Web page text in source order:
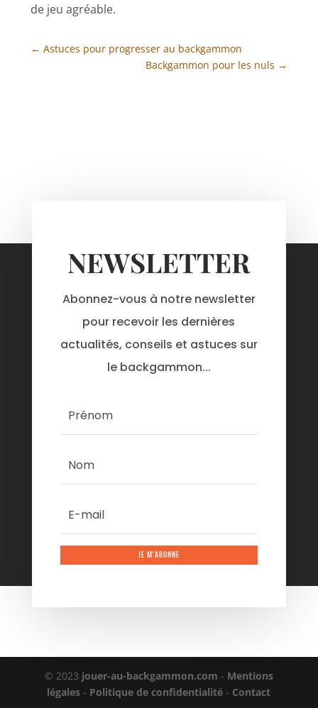
de jeu agréable.
←Astuces pour progresser au backgammon
Backgammon pour les nuls →
NEWSLETTER
Abonnez-vous à notre newsletter
pour recevoir les dernières
actualités, conseils et astuces sur
le backgammon...
JE M'ABONNE
© 2023 jouer-au-backgammon.com - Mentions
légales - Politique de confidentialité - Contact